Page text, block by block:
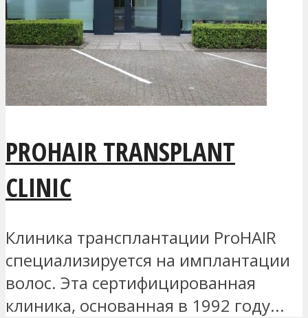
PROHAIR TRANSPLANT
CLINIC
Клиника трансплантации ProHAIR
специализируется на имплантации
волос. Эта сертифицированная
клиника, основанная в 1992 году...